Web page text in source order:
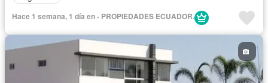
Hace 1 semana, 1 día en - PROPIEDADES ECUADOR.